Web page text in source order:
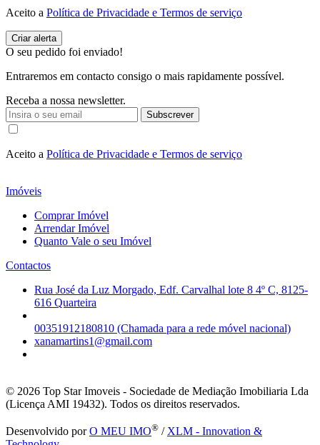
Aceito a Política de Privacidade e Termos de serviço
O seu pedido foi enviado!
Entraremos em contacto consigo o mais rapidamente possível.
Receba a nossa newsletter.
Subscrever
Aceito a Política de Privacidade e Termos de serviço
Imóveis
Comprar Imóvel
Arrendar Imóvel
Quanto Vale o seu Imóvel
Contactos
Rua José da Luz Morgado, Edf. Carvalhal lote 8 4º C, 8125-
616 Quarteira
00351912180810 (Chamada para a rede móvel nacional)
xanamartins1@gmail.com
© 2026 Top Star Imoveis - Sociedade de Mediação Imobiliaria Lda
(Licença AMI 19432). Todos os direitos reservados.
Desenvolvido porO MEU IMO® / XLM - Innovation &